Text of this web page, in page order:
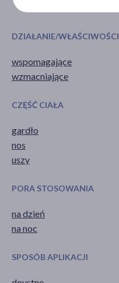
DZIAŁANIE/WŁAŚCIWOŚCI
wspomagające
wzmacniające
CZĘŚĆ CIAŁA
gardło
nos
uszy
PORA STOSOWANIA
na dzień
na noc
SPOSÓB APLIKACJI